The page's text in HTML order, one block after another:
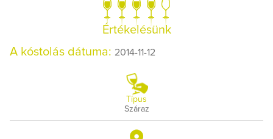
Értékelésünk
A kóstolás dátuma: 2014-11-12
Típus
Száraz